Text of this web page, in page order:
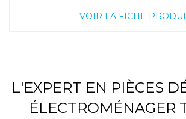
VOIR LA FICHE
L'EXPERT EN PIÈCES
ÉLECTROMÉNAGER